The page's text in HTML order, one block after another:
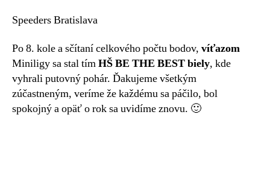
Speeders Bratislava
Po 8. kole a sčítaní celkového počtu bodov, víťazom
Miniligy sa stal tímHŠ BE THE BEST biely, kde
vyhrali putovný pohár. Ďakujeme všetkým
zúčastneným, veríme že každému sa páčilo, bol
spokojný a opäť o rok sa uvidíme znovu. 🙂